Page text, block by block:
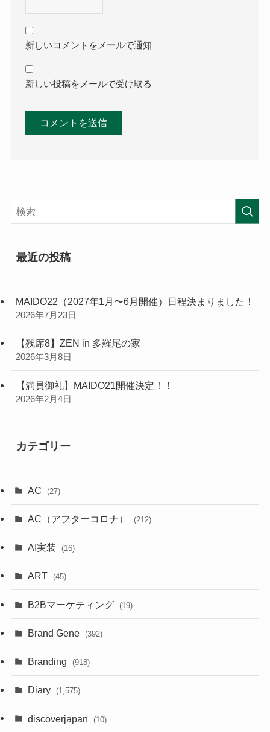
新しいコメントをメールで通知
新しい投稿をメールで受け取る
最近の投稿
MAIDO22（2027年1月〜6月開催）日程決まりました！
2026年7月23日
【残席8】ZEN in 多羅尾の家
2026年3月8日
【満員御礼】MAIDO21開催決定！！
2026年2月4日
カテゴリー
AC (27)
AC（アフターコロナ） (212)
AI実装 (16)
ART (45)
B2Bマーケティング (19)
Brand Gene (392)
Branding (918)
Diary (1,575)
discoverjapan (10)